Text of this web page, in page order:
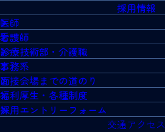
採用情報
医師
看護師
診療技術部・介護職
事務系
面接会場までの道のり
福利厚生・各種制度
採用エントリーフォーム
交通アクセス